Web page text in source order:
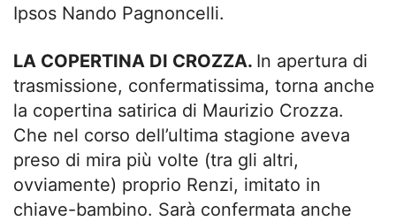
Ipsos Nando Pagnoncelli.
LA COPERTINA DI CROZZA. In apertura di
trasmissione, confermatissima, torna anche
la copertina satirica di Maurizio Crozza.
Che nel corso dell’ultima stagione aveva
preso di mira più volte (tra gli altri,
ovviamente) proprio Renzi, imitato in
chiave-bambino. Sarà confermata anche